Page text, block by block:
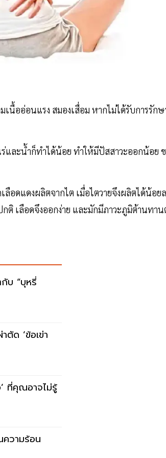
นื้ออ่อนแรง สมองเสื่อม หากไม่ได้รับการรักษ
ร่และน้ำก็ทำได้น้อย ทำให้มีปัสสาวะออกน้อย
อดแดงผลิตจากไต เมื่อไตวายจึงผลิตได้น้อย
ติ เลือดจึงออกง่าย และมักมีภาวะภูมิต้านทาน
บ “บุหรี่
ตัด ‘ข้อเข่า
ที่คุณอาจไม่รู้
วามร้อน